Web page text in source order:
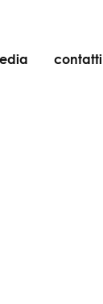
contatti